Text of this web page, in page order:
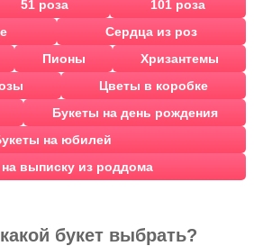
51 роза
101 роза
Сердца из роз
Пионы
Хризантемы
Цветы в коробке
Букеты на день рождения
на юбилей
выписку из роддома
букет выбрать?